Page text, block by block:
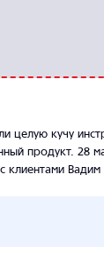
кучу
продукт. 28